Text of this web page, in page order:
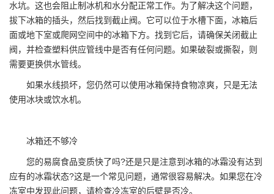
水坑。这也会阻止制冰机和水分配正常工作。为了解决这个问题，
拔下冰箱的插头，然后找到截止阀。它可以位于水槽下面，冰箱后
面或地下室或爬网空间中的冰箱下方。找到它后，请确保关闭截止
阀，并检查塑料供应管线中是否有任何问题。如果破裂或撕裂，则
需要更换供水管线。
如果水线损坏，您仍然可以使用冰箱保持食物凉爽，只是无法
使用冰块或饮水机。
冰箱还不够冷
您的易腐食品变质快了吗?还是只是注意到冰箱的冰霜没有达到
应有的冰霜状态?这是一个常见问题，通常很容易解决。如果您在冷
冻室中发现此问题，请检查冷冻室的后壁是否冷。